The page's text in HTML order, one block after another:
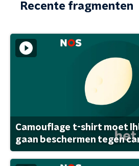
Recente fragmenten
Camouflage t-shirt moet
gaan beschermen tegen